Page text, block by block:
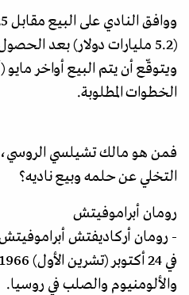
(5.2 مليارات دولار) بعد الحصول على الموافقات المطلوبة.
ويتوقّع أن يتم البيع أواخر مايو
الخطوات المطلوبة.
فمن هو مالك تشيلسي الروسي،
التخلي عن حلمه وبيع ناديه؟
رومان أبراموفيتش
- رومان أركاديفتش
والألومنيوم والصلب في روسيا.